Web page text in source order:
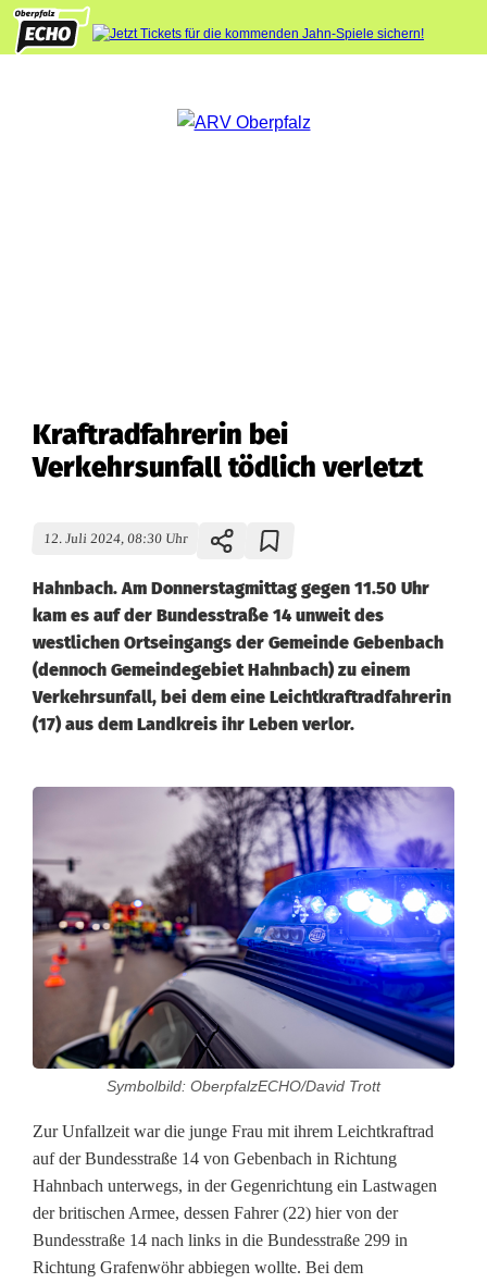
Kraftradfahrerin bei
Verkehrsunfall tödlich verletzt
12. Juli 2024, 08:30 Uhr
Hahnbach. Am Donnerstagmittag gegen 11.50 Uhr
kam es auf der Bundesstraße 14 unweit des
westlichen Ortseingangs der Gemeinde Gebenbach
(dennoch Gemeindegebiet Hahnbach) zu einem
Verkehrsunfall, bei dem eine Leichtkraftradfahrerin
(17) aus dem Landkreis ihr Leben verlor.
a
f
f
a
h
r
Symbolbild: OberpfalzECHO/David Trott
Zur Unfallzeit war die junge Frau mit ihrem Leichtkraftrad
auf der Bundesstraße 14 von Gebenbach in Richtung
Hahnbach unterwegs, in der Gegenrichtung ein Lastwagen
der britischen Armee, dessen Fahrer (22) hier von der
Bundesstraße 14 nach links in die Bundesstraße 299 in
Richtung Grafenwöhr abbiegen wollte. Bei dem